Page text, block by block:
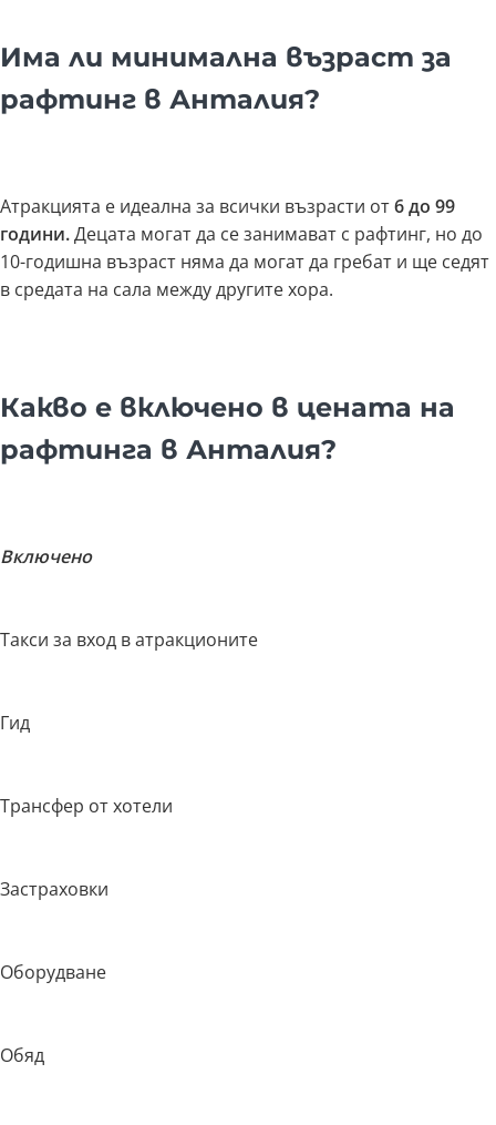
Има ли минимална възраст за
рафтинг в Анталия?
Атракцията е идеална за всички възрасти от6 до 99
години.Децата могат да се занимават с рафтинг, но до
10-годишна възраст няма да могат да гребат и ще седят
в средата на сала между другите хора.
Какво е включено в цената на
рафтинга в Анталия?
Включено
Такси за вход в атракционите
Гид
Трансфер от хотели
Застраховки
Оборудване
Обяд